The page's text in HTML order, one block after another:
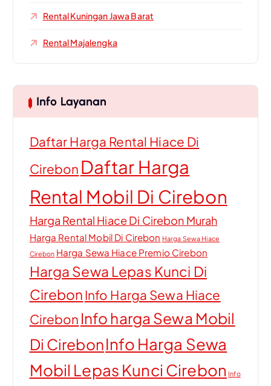
Rental Kuningan Jawa Barat
Rental Majalengka
Info Layanan
Daftar Harga Rental Hiace Di
Cirebon Daftar Harga
Rental Mobil Di Cirebon
Harga Rental Hiace Di Cirebon Murah
Harga Rental Mobil Di Cirebon Harga Sewa Hiace
Cirebon Harga Sewa Hiace Premio Cirebon
Harga Sewa Lepas Kunci Di
CirebonInfo Harga Sewa Hiace
Cirebon Info harga Sewa Mobil
Di CirebonInfo Harga Sewa
Mobil Lepas Kunci Cirebon Info